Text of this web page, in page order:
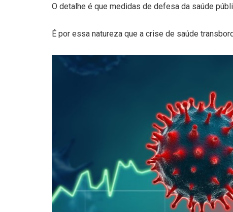
O detalhe é que medidas de defesa da saúde
É por essa natureza que a crise de saúde